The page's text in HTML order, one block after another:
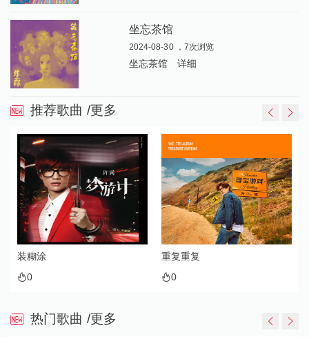
坐忘茶馆
2024-08-30 ，7次浏览
坐忘茶馆 详细
推荐歌曲 /更多
装糊涂
0
重复重复
0
热门歌曲 /更多